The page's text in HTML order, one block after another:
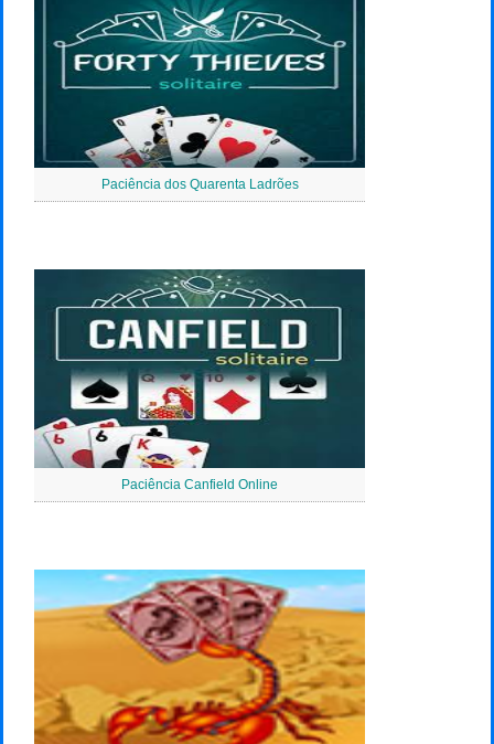
Paciência dos Quarenta Ladrões
Paciência Canfield Online